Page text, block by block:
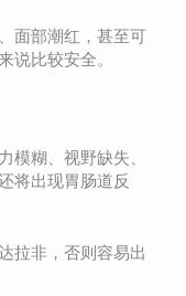
面部潮红，甚至可
说比较安全。
模糊、视野缺失、
将出现胃肠道反
拉非，否则容易出